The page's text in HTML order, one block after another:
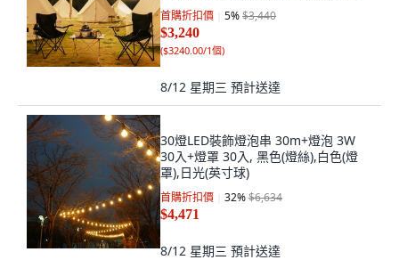
首購折扣價 5%$3,440
$3,240
($3240.00/1個)
8/12 星期三 預計送達
30燈LED裝飾燈泡串 30m+燈泡 3W
30入+燈罩 30入, 黑色(燈絲),白色(燈
罩),日光(英寸球)
首購折扣價 32%$6,634
$4,471
8/12 星期三 預計送達